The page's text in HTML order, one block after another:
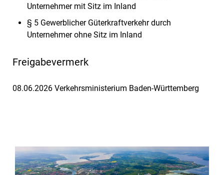
Unternehmer mit Sitz im Inland
§ 5 Gewerblicher Güterkraftverkehr durch
Unternehmer ohne Sitz im Inland
Freigabevermerk
08.06.2026 Verkehrsministerium Baden-Württemberg